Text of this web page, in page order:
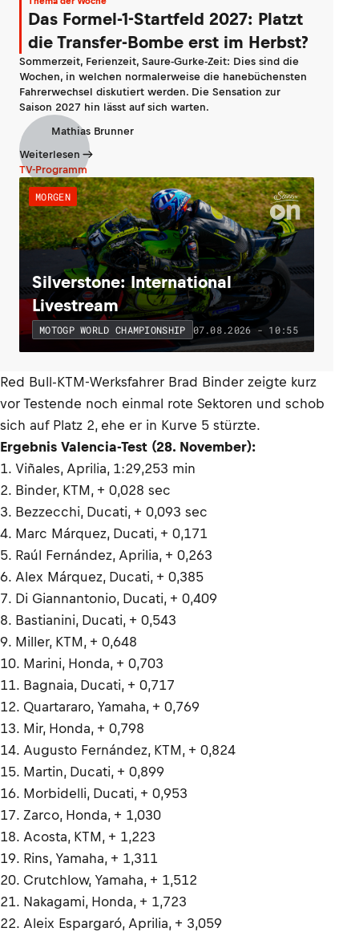
Das Formel-1-Startfeld 2027: Platzt
die Transfer-Bombe erst im Herbst?
Sommerzeit, Ferienzeit, Saure-Gurke-Zeit: Dies sind die
Wochen, in welchen normalerweise die hanebüchensten
Fahrerwechsel diskutiert werden. Die Sensation zur
Saison 2027 hin lässt auf sich warten.
Mathias Brunner
Weiterlesen
TV-Programm
MORGEN
Silverstone: International
Livestream
MOTOGP WORLD CHAMPIONSHIP 07.08.2026 - 10:55
Red Bull-KTM-Werksfahrer Brad Binder zeigte kurz
vor Testende noch einmal rote Sektoren und schob
sich auf Platz 2, ehe er in Kurve 5 stürzte.
Ergebnis Valencia-Test (28. November):
1. Viñales, Aprilia, 1:29,253 min
2. Binder, KTM, + 0,028 sec
3. Bezzecchi, Ducati, + 0,093 sec
4. Marc Márquez, Ducati, + 0,171
5. Raúl Fernández, Aprilia, + 0,263
6. Alex Márquez, Ducati, + 0,385
7. Di Giannantonio, Ducati, + 0,409
8. Bastianini, Ducati, + 0,543
9. Miller, KTM, + 0,648
10. Marini, Honda, + 0,703
11. Bagnaia, Ducati, + 0,717
12. Quartararo, Yamaha, + 0,769
13. Mir, Honda, + 0,798
14. Augusto Fernández, KTM, + 0,824
15. Martin, Ducati, + 0,899
16. Morbidelli, Ducati, + 0,953
17. Zarco, Honda, + 1,030
18. Acosta, KTM, + 1,223
19. Rins, Yamaha, + 1,311
20. Crutchlow, Yamaha, + 1,512
21. Nakagami, Honda, + 1,723
22. Aleix Espargaró, Aprilia, + 3,059